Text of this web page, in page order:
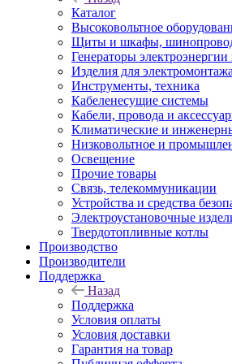
Каталог
Высоковольтное
Щиты и шкафы,
Генераторы
Изделия для электромонтажа
Инструменты, техника
Кабеленесущие системы
Кабели, провода и
Климатические и
Низковольтное и
Освещение
Прочие товары
Связь, телекоммуникации
Устройства и средства
Электроустановочные
Твердотопливные котлы
Производство
Производители
Поддержка
Назад
Поддержка
Условия оплаты
Условия доставки
Гарантия на товар